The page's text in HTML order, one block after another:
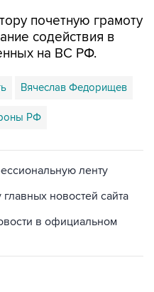
почетную грамоту
содействия в
на ВС РФ.
Вячеслав Федорищев
РФ
ленту
новостей сайта
в официальном